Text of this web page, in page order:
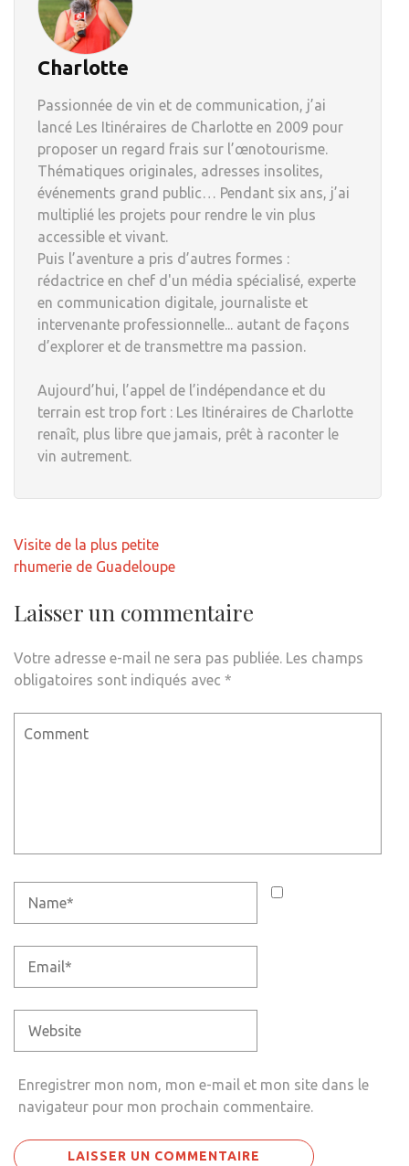
Charlotte
Passionnée de vin et de communication, j’ai
lancé Les Itinéraires de Charlotte en 2009 pour
proposer un regard frais sur l’œnotourisme.
Thématiques originales, adresses insolites,
événements grand public… Pendant six ans, j’ai
multiplié les projets pour rendre le vin plus
accessible et vivant.
Puis l’aventure a pris d’autres formes :
rédactrice en chef d'un média spécialisé, experte
en communication digitale, journaliste et
intervenante professionnelle... autant de façons
d’explorer et de transmettre ma passion.
Aujourd’hui, l’appel de l’indépendance et du
terrain est trop fort : Les Itinéraires de Charlotte
renaît, plus libre que jamais, prêt à raconter le
vin autrement.
Navigation
de
Visite de la plus petite
rhumerie de Guadeloupe
Laisser un commentaire
Votre adresse e-mail ne sera pas publiée. Les champs
obligatoires sont indiqués avec *
Enregistrer mon nom, mon e-mail et mon site dans le
navigateur pour mon prochain commentaire.